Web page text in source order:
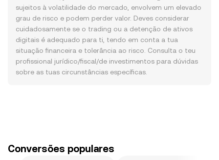
sujeitos à volatilidade do mercado, envolvem um elevado
grau de risco e podem perder valor. Deves considerar
cuidadosamente se o trading ou a detenção de ativos
digitais é adequado para ti, tendo em conta a tua
situação financeira e tolerância ao risco. Consulta o teu
profissional jurídico/fiscal/de investimentos para dúvidas
sobre as tuas circunstâncias específicas.
Conversões populares